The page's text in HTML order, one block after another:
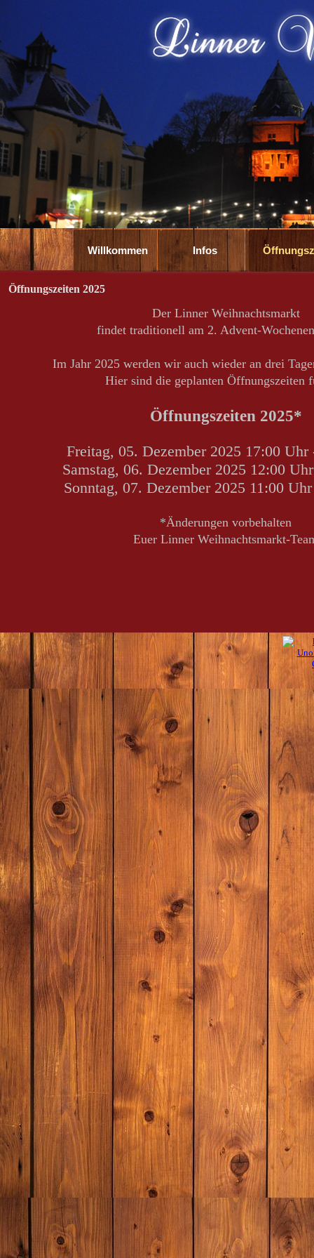
Willkommen Infos ▼
Öffnungszeiten 2025
Der Linner Weihnachtsmarkt
findet traditionell am 2. Advent-
Im Jahr 2025 werden wir auch wieder an drei
Hier sind die geplanten Öffnungszeiten
Öffnungszeiten 2025*
Freitag, 05. Dezember 2025 17:00
Samstag, 06. Dezember 2025 12:00
Sonntag, 07. Dezember 2025 11:00
*Änderungen vorbehalten
Euer Linner Weihnachtsmarkt-
Zurück zum Seiteninhalt